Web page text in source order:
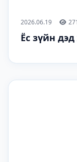
2026.06.19
Ёс зүйн